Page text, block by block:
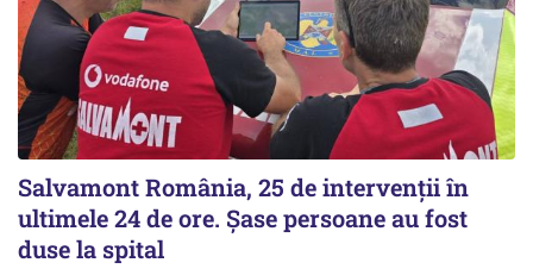
Salvamont România, 25 de intervenții în
ultimele 24 de ore. Șase persoane au fost
duse la spital